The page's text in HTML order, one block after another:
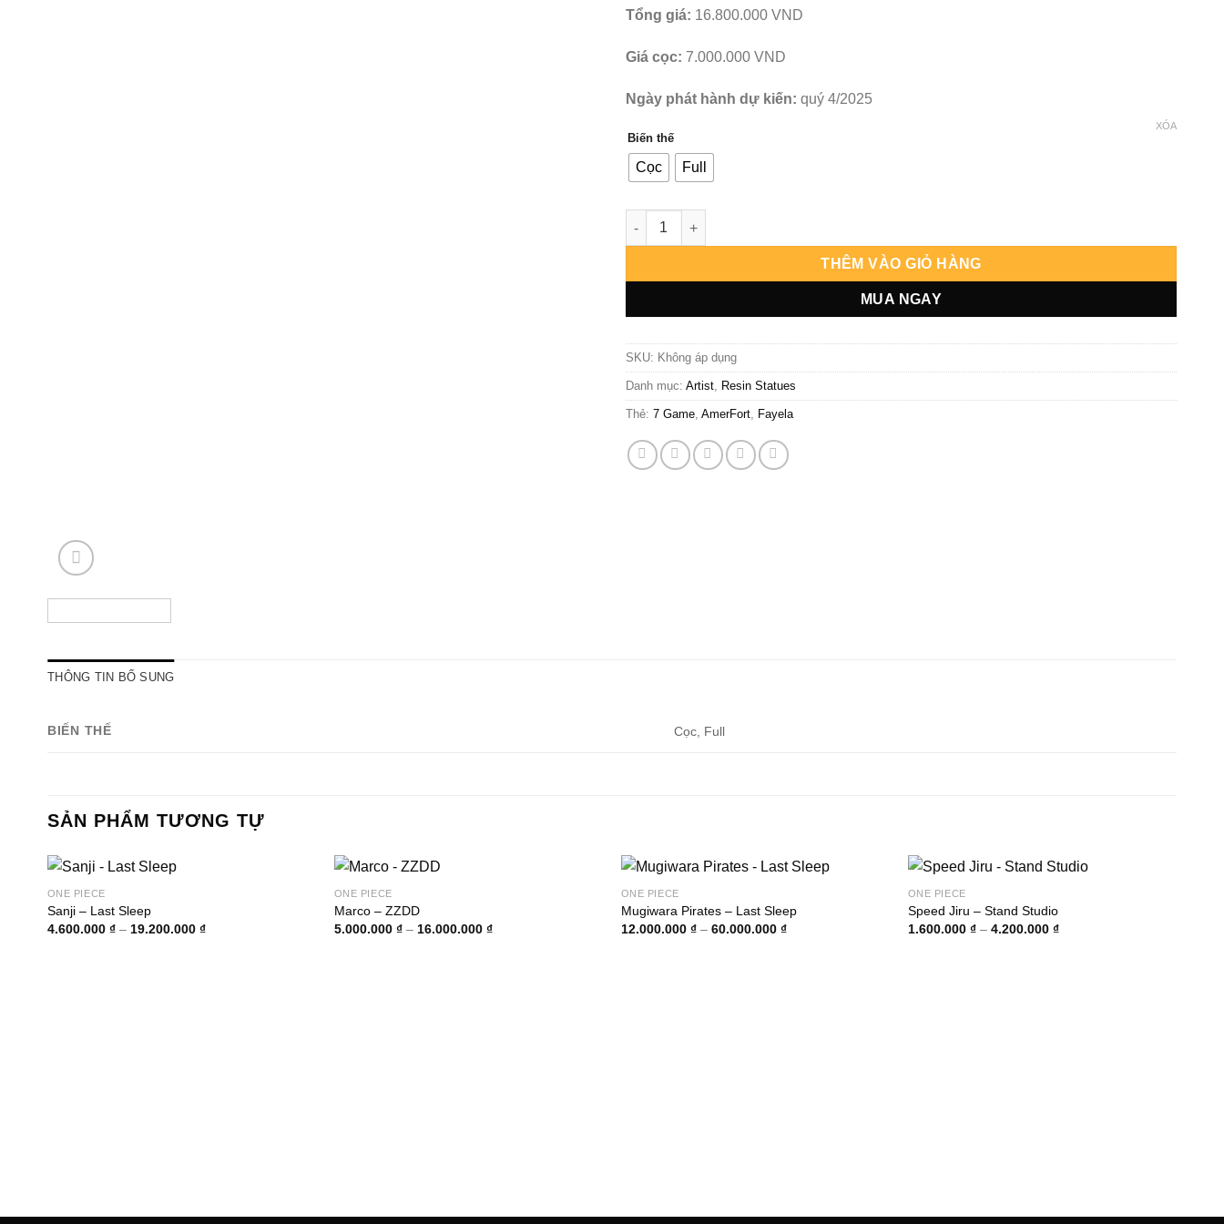
Tổng giá: 16.800.000 VND
Giá cọc: 7.000.000 VND
Ngày phát hành dự kiến: quý 4/2025
Biến thế
Cọc Full
XÓA
Amerfort - Fayela - 7 Game số lượng
THÊM VÀO GIỎ HÀNG
MUA NGAY
SKU: Không áp dụng
Danh mục: Artist, Resin Statues
Thẻ: 7 Game, AmerFort, Fayela
THÔNG TIN BỔ SUNG
BIẾN THẾ Cọc, Full
SẢN PHẨM TƯƠNG TỰ
ONE PIECE
Sanji – Last Sleep
4.600.000 ₫ – 19.200.000 ₫Khoảng
ONE PIECE
Marco – ZZDD
5.000.000 ₫ – 16.000.000 ₫Khoảng
ONE PIECE
Mugiwara Pirates – Last Sleep
12.000.000 ₫ – 60.000.000 ₫Khoảng
ONE PIECE
Speed Jiru – Stand Studio
1.600.000 ₫ – 4.200.000 ₫Khoảng